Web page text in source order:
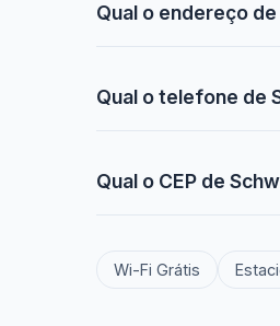
Qual o endereço
Qual o telefone de
Qual o CEP de
Wi-Fi Grátis